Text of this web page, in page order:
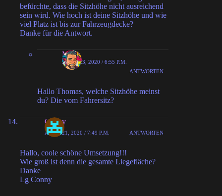
befürchte, dass die Sitzhöhe nicht ausreichend
sein wird. Wie hoch ist deine Sitzhöhe und wie
viel Platz ist bis zur Fahrzeugdecke?
Danke für die Antwort.
MiHu
APRIL 23, 2020 / 6:55 P.M.
ANTWORTEN
Hallo Thomas, welche Sitzhöhe meinst
du? Die vom Fahrersitz?
Conny
APRIL 21, 2020 / 7:49 P.M. ANTWORTEN
Hallo, coole schöne Umsetzung!!!
Wie groß ist denn die gesamte Liegefläche?
Danke
Lg Conny